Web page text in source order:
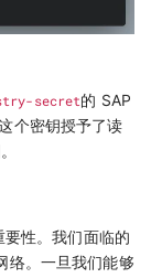
secret的 SAP
个密钥授予了读
性。我们面临的
络。一旦我们能够